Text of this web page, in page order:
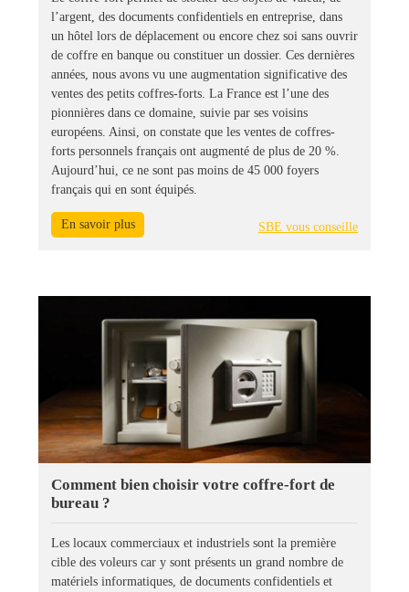
l’argent, des documents confidentiels en entreprise, dans
un hôtel lors de déplacement ou encore chez soi sans ouvrir
de coffre en banque ou constituer un dossier. Ces dernières
années, nous avons vu une augmentation significative des
ventes des petits coffres-forts. La France est l’une des
pionnières dans ce domaine, suivie par ses voisins
européens. Ainsi, on constate que les ventes de coffres-
forts personnels français ont augmenté de plus de 20 %.
Aujourd’hui, ce ne sont pas moins de 45 000 foyers
français qui en sont équipés.
En savoir plus SBE vous conseille
Comment bien choisir votre coffre-fort de
bureau ?
Les locaux commerciaux et industriels sont la première
cible des voleurs car y sont présents un grand nombre de
matériels informatiques, de documents confidentiels et